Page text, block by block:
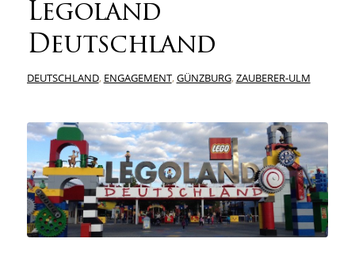
Legoland
Deutschland
DEUTSCHLAND, ENGAGEMENT,GÜNZBURG,ZAUBERER-ULM